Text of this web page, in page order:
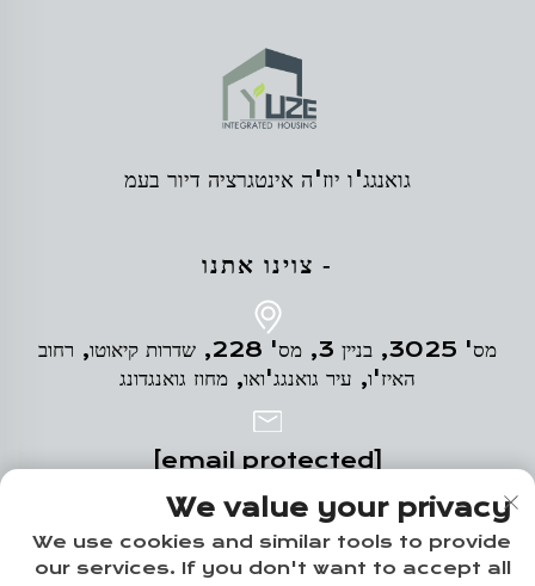
גואנגג'ו יוז'ה אינטגרציה דיור בעמ
- צוינו אתנו
מס' 3025, בניין 3, מס' 228, שדרות קיאוטו, רחוב
האיז'ו, עיר גואנגג'ואו, מחוז גואנגדונג
[email protected]
+86-18102719517
We value your privacy
We use cookies and similar tools to provide
our services. If you don't want to accept all